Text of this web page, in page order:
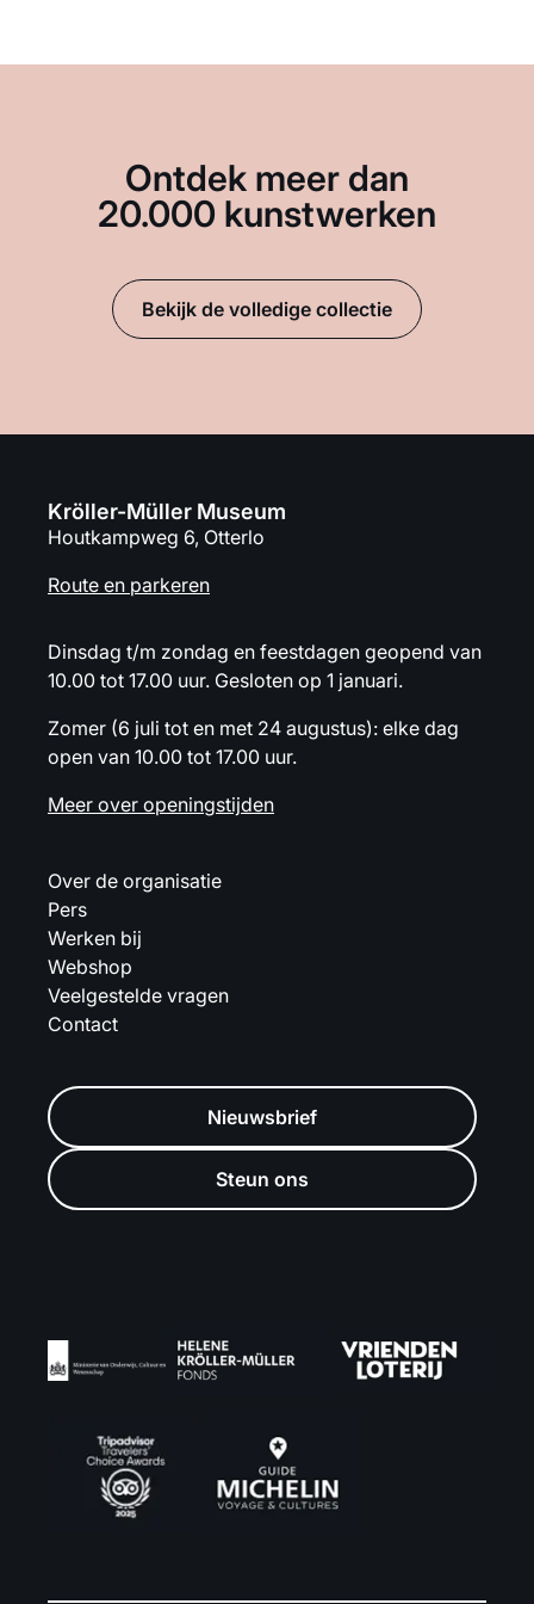
Ontdek meer dan
20.000 kunstwerken
Bekijk de volledige collectie
Kröller-Müller Museum
Houtkampweg 6, Otterlo
Route en parkeren
Dinsdag t/m zondag en feestdagen geopend van
10.00 tot 17.00 uur. Gesloten op 1 januari.
Zomer (6 juli tot en met 24 augustus): elke dag
open van 10.00 tot 17.00 uur.
Meer over openingstijden
Over de organisatie
Pers
Werken bij
Webshop
Veelgestelde vragen
Contact
Nieuwsbrief
Steun ons